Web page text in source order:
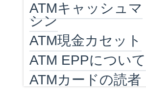
ATMキャッシュマ
シン
ATM現金カセット
ATM EPPについて
ATMカードの読者